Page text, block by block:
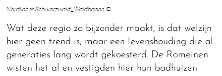
Nördlicher Schwarzwald_Waldbaden ©
Wat deze regio zo bijzonder maakt, is dat welzijn
hier geen trend is, maar een levenshouding die al
generaties lang wordt gekoesterd. De Romeinen
wisten het al en vestigden hier hun badhuizen